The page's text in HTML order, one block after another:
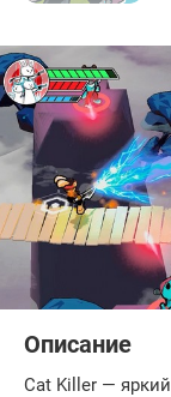
Описание
Cat Killer —